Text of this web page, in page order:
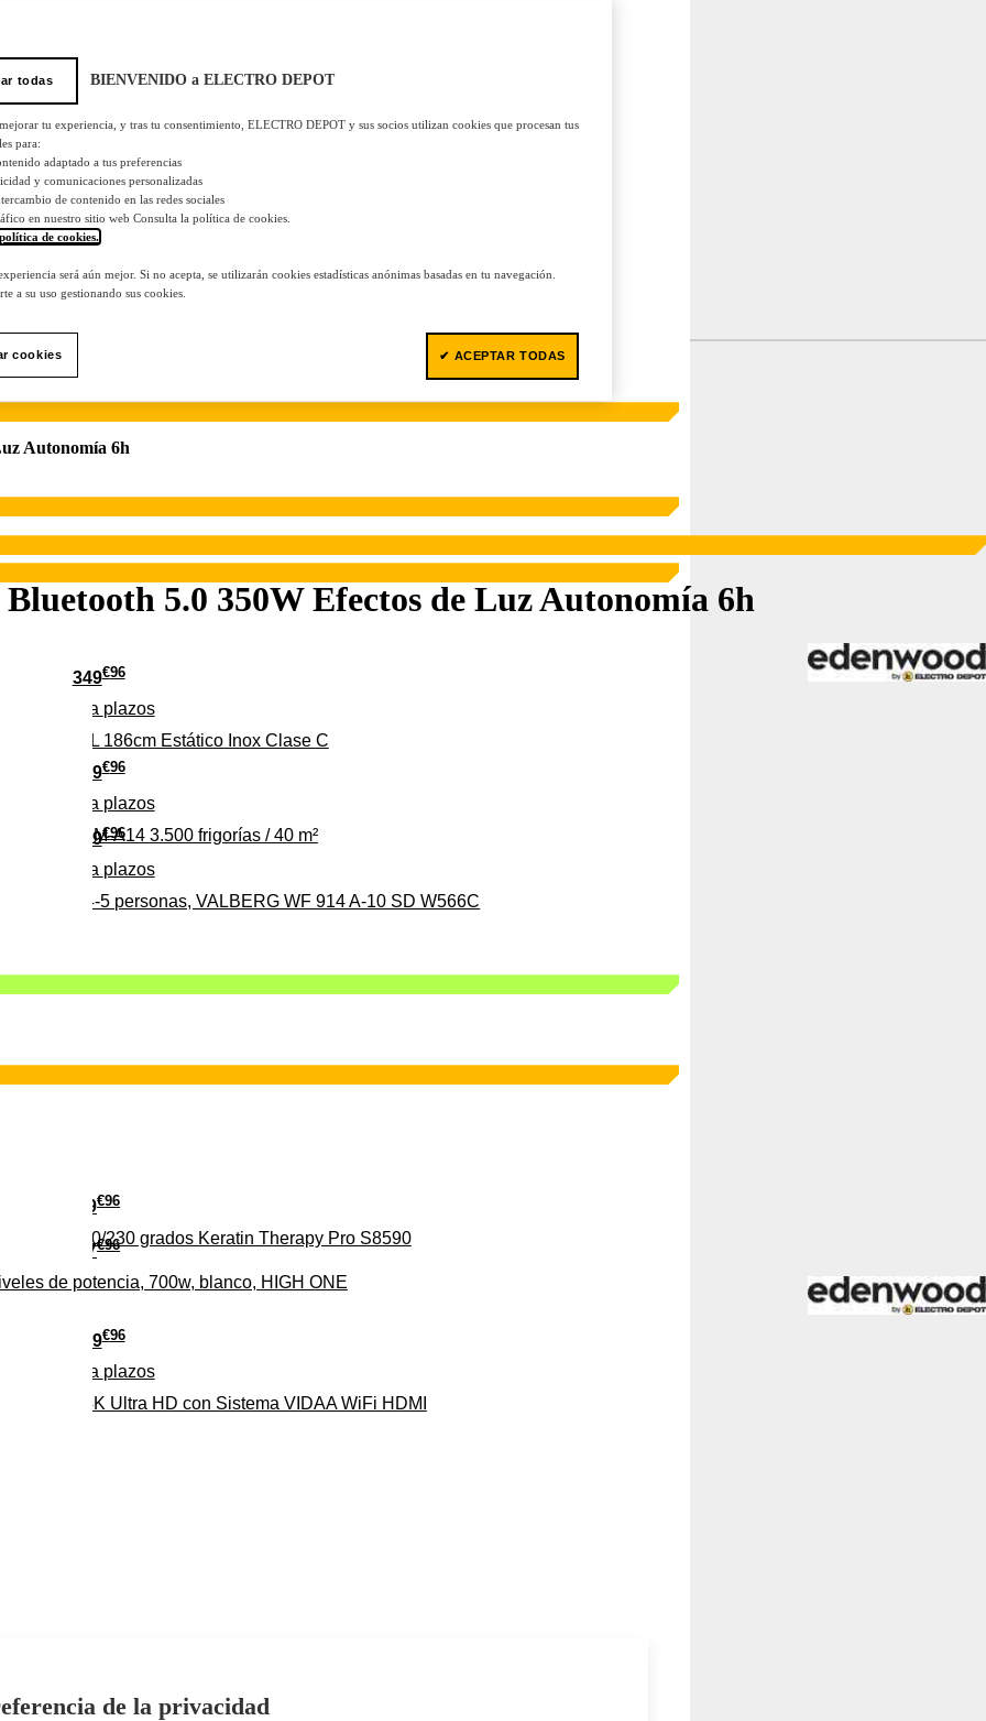
279€96
Pago a plazos
para 4-5 personas, VALBERG WF 914 A-10 SD W566C
349€96
Pago a plazos
C 315L 186cm Estático Inox Clase C
37€96
de potencia, 700w, blanco, HIGH ONE
369€96
Pago a plazos
CLIM-A14 3.500 frigorías / 40 m²
29€96
160/230 grados Keratin Therapy Pro S8590
279€96
Pago a plazos
EL 4K Ultra HD con Sistema VIDAA WiFi HDMI
Autonomía 6h
5.0 350W Efectos de Luz Autonomía 6h
todas BIENVENIDO a ELECTRO DEPOT
tu experiencia, y tras tu consentimiento, ELECTRO DEPOT y sus socios utilizan cookies que procesan tus
para:
adaptado a tus preferencias
y comunicaciones personalizadas
de contenido en las redes sociales
en nuestro sitio web Consulta la política de cookies.
de cookies.
será aún mejor. Si no acepta, se utilizarán cookies estadísticas anónimas basadas en tu navegación.
a su uso gestionando sus cookies.
cookies ✔ ACEPTAR TODAS
de la privacidad